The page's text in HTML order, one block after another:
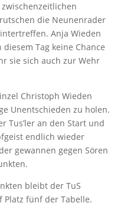
die Neunenrader
Anja Wieden
Tag keine Chance
sie sich auch zur Wehr
Christoph Wieden
Unentschieden zu holen.
Tus’ler an den Start und
endlich wieder
gewannen gegen Sören
bleibt der TuS
fünf der Tabelle.